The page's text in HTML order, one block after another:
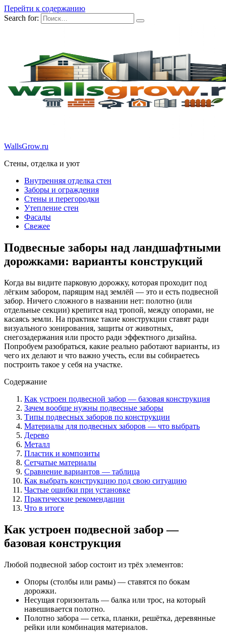
Перейти к содержанию
Search for:
WallsGrow.ru
Стены, отделка и уют
Внутренняя отделка стен
Заборы и ограждения
Стены и перегородки
Утепление стен
Фасады
Свежее
Подвесные заборы над ландшафтными
дорожками: варианты конструкций
Когда вы видите парковую дорожку, которая проходит под
лёгким забором, парящим над землёй — это и есть подвесной
забор. Ничего сложного в названии нет: полотно (или
отдельные секции) крепится над тропой, между опорами, не
касаясь земли. На практике такие конструкции ставят ради
визуального зонирования, защиты от животных,
снегозадержания или просто ради эффектного дизайна.
Попробуем разобраться, какие реально работают варианты, из
чего их делают и что важно учесть, если вы собираетесь
построить такое у себя на участке.
Содержание
Как устроен подвесной забор — базовая конструкция
Зачем вообще нужны подвесные заборы
Типы подвесных заборов по конструкции
Материалы для подвесных заборов — что выбрать
Дерево
Металл
Пластик и композиты
Сетчатые материалы
Сравнение вариантов — таблица
Как выбрать конструкцию под свою ситуацию
Частые ошибки при установке
Практические рекомендации
Что в итоге
Как устроен подвесной забор —
базовая конструкция
Любой подвесной забор состоит из трёх элементов:
Опоры (столбы или рамы) — ставятся по бокам
дорожки.
Несущая горизонталь — балка или трос, на который
навешивается полотно.
Полотно забора — сетка, планки, решётка, деревянные
рейки или комбинация материалов.